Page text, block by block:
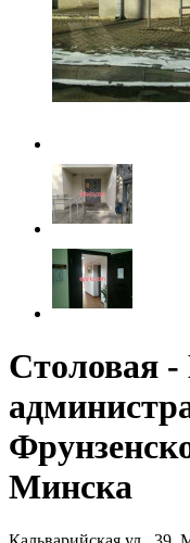
Столовая
Минска